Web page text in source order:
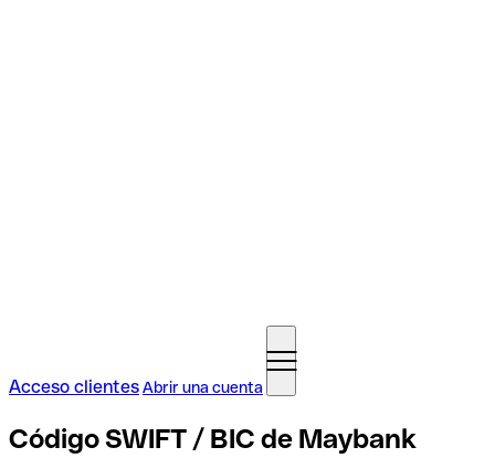
Acceso clientesAbrir una cuenta
Código SWIFT / BIC de Maybank